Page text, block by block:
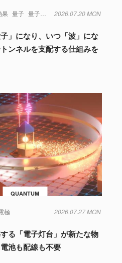
果 量子 量子力学 2026.07.20 MON
」になり、いつ「波」にな
ンネルを支配する仕組みを
QUANTUM
極 2026.07.27 MON
る「電子灯台」が新たな物
池も配線も不要